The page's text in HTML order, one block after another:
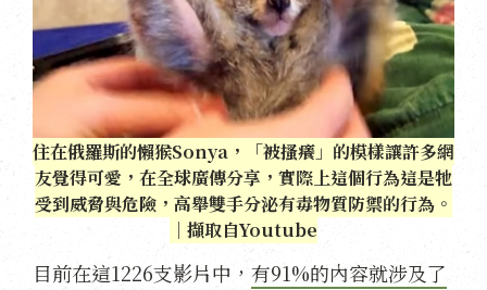
住在俄羅斯的懶猴Sonya，「被搔癢」的模樣讓許多網
友覺得可愛，在全球廣傳分享，實際上這個行為這是牠
受到威脅與危險，高舉雙手分泌有毒物質防禦的行為。
｜擷取自Youtube
目前在這1226支影片中， 有91%的內容就涉及了